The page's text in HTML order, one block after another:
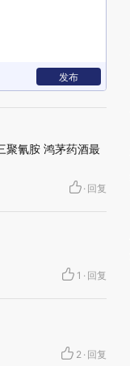
发布
聚氰胺 鸿茅药酒最
· 回复
1 · 回复
2 · 回复